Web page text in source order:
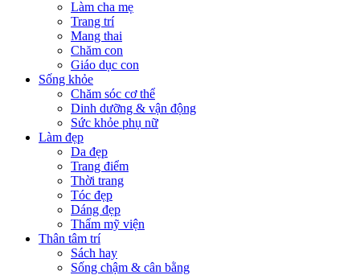
Làm cha mẹ
Trang trí
Mang thai
Chăm con
Giáo dục con
Sống khỏe
Chăm sóc cơ thể
Dinh dưỡng & vận động
Sức khỏe phụ nữ
Làm đẹp
Da đẹp
Trang điểm
Thời trang
Tóc đẹp
Dáng đẹp
Thẩm mỹ viện
Thân tâm trí
Sách hay
Sống chậm & cân bằng